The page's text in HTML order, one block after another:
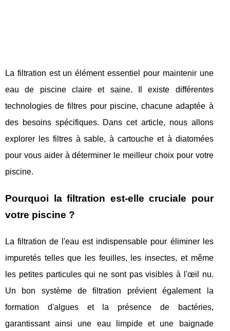
La filtration est un élément essentiel pour maintenir une
eau de piscine claire et saine. Il existe différentes
technologies de filtres pour piscine, chacune adaptée à
des besoins spécifiques. Dans cet article, nous allons
explorer les filtres à sable, à cartouche et à diatomées
pour vous aider à déterminer le meilleur choix pour votre
piscine.
Pourquoi la filtration est-elle cruciale pour
votre piscine ?
La filtration de l'eau est indispensable pour éliminer les
impuretés telles que les feuilles, les insectes, et même
les petites particules qui ne sont pas visibles à l'œil nu.
Un bon système de filtration prévient également la
formation d'algues et la présence de bactéries,
garantissant ainsi une eau limpide et une baignade